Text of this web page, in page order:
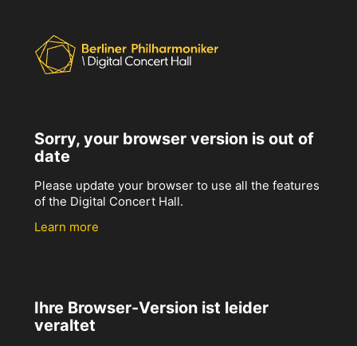
Sorry, your browser version is out of
date
Please update your browser to use all the features
of the Digital Concert Hall.
Learn more
Ihre Browser-Version ist leider
veraltet